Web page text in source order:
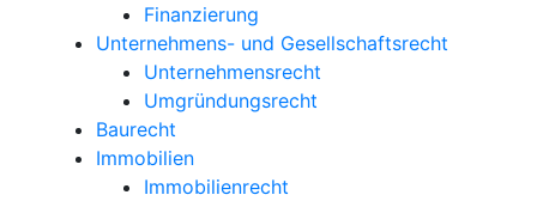
Finanzierung
Unternehmens- und Gesellschaftsrecht
Unternehmensrecht
Umgründungsrecht
Baurecht
Immobilien
Immobilienrecht